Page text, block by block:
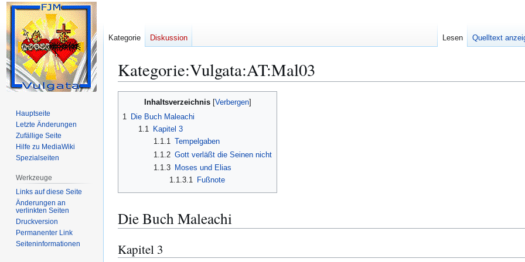
Kategorie:Vulgata:AT:Mal03
Inhaltsverzeichnis
1 Die Buch Maleachi
1.1
Kapitel 3
1.1.1 Tempelgaben
1.1.2 Gott verläßt die Seinen nicht
1.1.3 Moses und Elias
1.1.3.1
Fußnote
Die Buch Maleachi
Kapitel 3
Kategorie Diskussion Lesen Quelltext
Hauptseite
Letzte Änderungen
Zufällige Seite
Hilfe zu MediaWiki
Spezialseiten
Werkzeuge
Links auf diese Seite
Änderungen an
verlinkten Seiten
Druckversion
Permanenter Link
Seiten­­informationen